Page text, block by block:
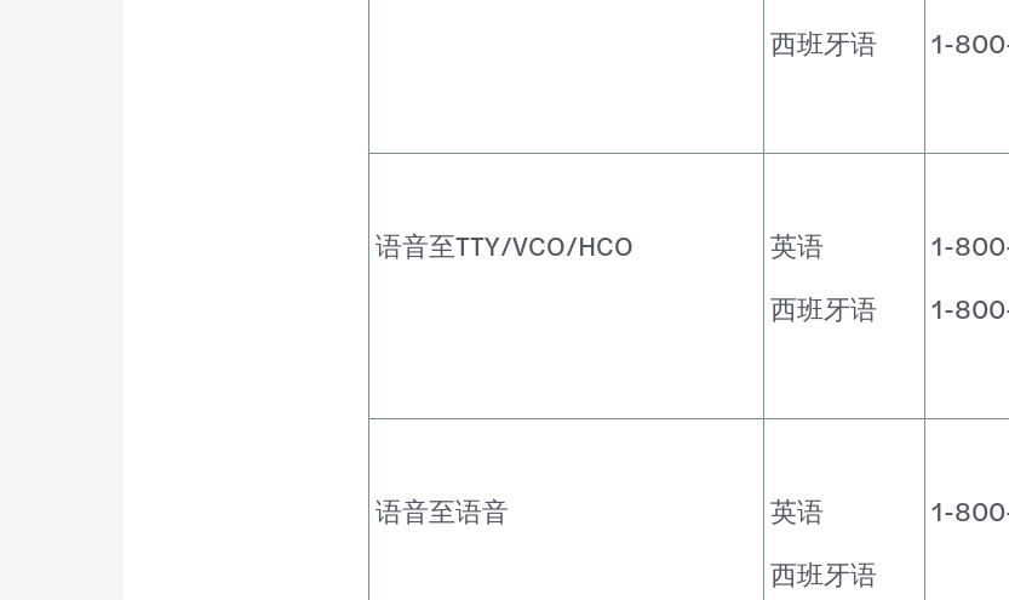
西班牙语
1-
语音至TTY/VCO/HCO
英语
西班牙语
1-
1-
语音至语音
英语
西班牙语
1-